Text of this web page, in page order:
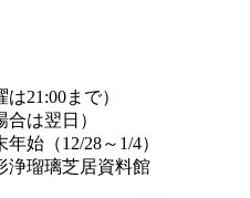
21:00まで）
は翌日）
12/28～1/4）
浄瑠璃芝居資料館